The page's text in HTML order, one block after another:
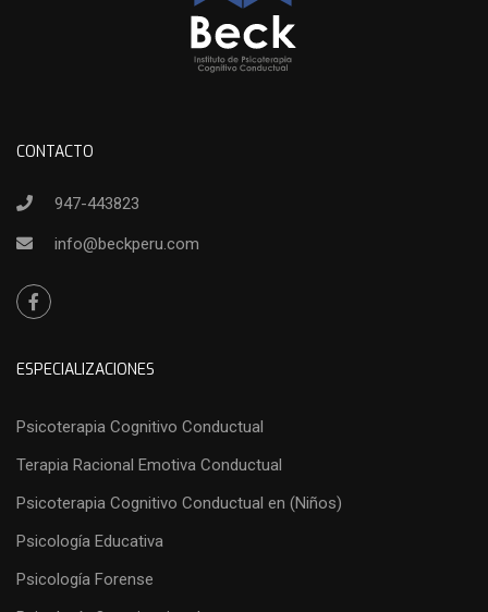
CONTACTO
947-443823
info@beckperu.com
ESPECIALIZACIONES
Psicoterapia Cognitivo Conductual
Terapia Racional Emotiva Conductual
Psicoterapia Cognitivo Conductual en (Niños)
Psicología Educativa
Psicología Forense